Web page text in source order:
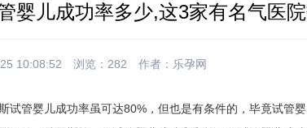
婴儿成功率多少,这3家有名气医
10:08:52 浏览：282 作者： 乐孕网
管婴儿成功率虽可达80%，但也是有条件的，毕竟试管